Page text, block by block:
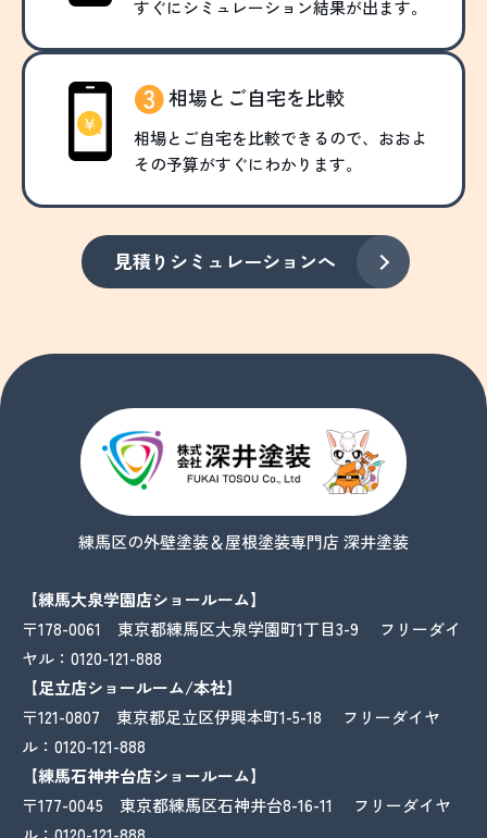
すぐにシミュレーション結果が出ます。
相場とご自宅を比較
相場とご自宅を比較できるので、おおよ
その予算がすぐにわかります。
見積りシミュレーションへ
練馬区の外壁塗装＆屋根塗装専門店 深井塗装
【練馬大泉学園店ショールーム】
〒178-0061 東京都練馬区大泉学園町1丁目3-9 フリーダイ
ヤル： 0120-121-888
【足立店ショールーム/本社】
〒121-0807 東京都足立区伊興本町1-5-18 フリーダイヤ
ル： 0120-121-888
【練馬石神井台店ショールーム】
〒177-0045 東京都練馬区石神井台8-16-11 フリーダイヤ